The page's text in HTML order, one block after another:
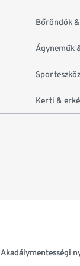
Bőröndök
Ágyneműk
Kerti &
Akadálymentességi